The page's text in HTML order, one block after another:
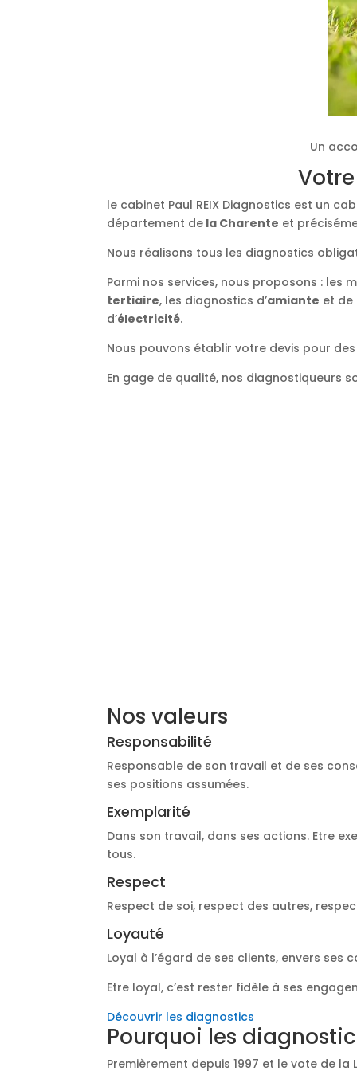
Un
le cabinet Paul REIX Diagnostics est un
département de la Charente et
Nous réalisons tous les diagnostics
Parmi nos services, nous proposons : les
tertiaire, les diagnostics d’amiante et de
d’électricité.
Nous pouvons établir votre devis pour
En gage de qualité, nos diagnostiqueurs
Nos valeurs
Responsabilité
Responsable de son travail et de ses
ses positions assumées.
Exemplarité
Dans son travail, dans ses actions. Etre
tous.
Respect
Respect de soi, respect des autres,
Loyauté
Loyal à l’égard de ses clients, envers
Etre loyal, c’est rester fidèle à ses
Découvrir les diagnostics
Pourquoi les
Premièrement depuis 1997 et le vote de